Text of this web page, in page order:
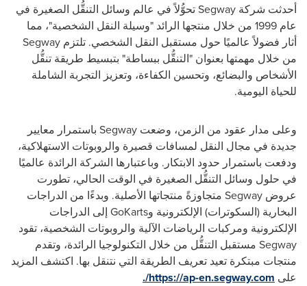
أحدثت شركة Segway تحوُّلاً في عالم وسائل التنقُّل الصغيرة في
عام 1999 من خلال منتجها الرائد "وسيلة النقل الشخصية"، مما
أثار فضولاً عالميًا حول مستقبل النقل الشخصي. تلتزم Segway
من خلال مهمتها بعنوان "التنقُّل ببساطة" بتبسيط طريقة تنقُّل
الأشخاص والبضائع، وتحسين الكفاءة، وتعزيز التجربة الشاملة
للحياة اليومية.
وعلى مدار عقود من الزمن، وضعت Segway باستمرار معايير
جديدة في مجال النقل لمسافات قصيرة والروبوتات الاستهلاكية،
ودفعت باستمرار حدود الابتكار. وباعتبارها الشركة الرائدة عالميًا
في حلول وسائل التنقُّل الصغيرة في الوقت الحالي، تطورت
عروض Segway متجاوزةً منتجاتها الأصلية. وبدءًا من الدراجات
البخارية (السكوترات) الإلكترونية وGoKarts إلى الدراجات
الإلكترونية ومركبات الرياضات الآلية والروبوتات الشخصية، تقود
Segway مستقبل التنقُّل من خلال التكنولوجيا الرائدة، وتقدم
منتجات مبتكرة تعيد تعريف الطريقة التي نتنقل بها. اكتشف المزيد
على https://ap-en.segway.com/.